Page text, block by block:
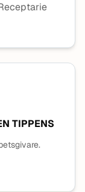
TIPPENS